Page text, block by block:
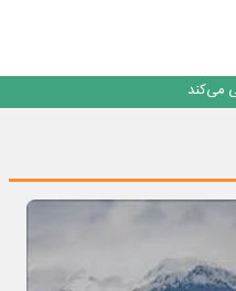
می‌کند